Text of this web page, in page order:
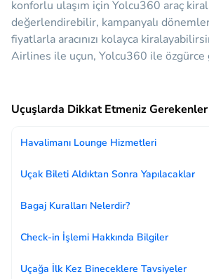
konforlu ulaşım için Yolcu360 araç
değerlendirebilir, kampanyalı
fiyatlarla aracınızı kolayca
Airlines ile uçun, Yolcu360 ile özgürce
Uçuşlarda Dikkat Etmeniz Gerekenler
Havalimanı Lounge Hizmetleri
Uçak Bileti Aldıktan Sonra Yapılacaklar
Bagaj Kuralları Nelerdir?
Check-in İşlemi Hakkında Bilgiler
Uçağa İlk Kez Bineceklere Tavsiyeler